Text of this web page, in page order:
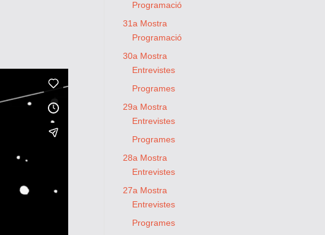
Programació
31a Mostra
Programació
30a Mostra
Entrevistes
Programes
29a Mostra
Entrevistes
Programes
28a Mostra
Entrevistes
27a Mostra
Entrevistes
Programes